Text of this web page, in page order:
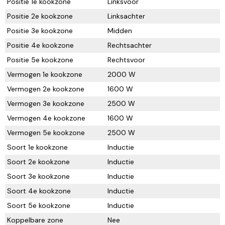
Positie 2e kookzone
Linksachter
Positie 3e kookzone
Midden
Positie 4e kookzone
Rechtsachter
Positie 5e kookzone
Rechtsvoor
Vermogen 1e kookzone
2000 W
Vermogen 2e kookzone
1600 W
Vermogen 3e kookzone
2500 W
Vermogen 4e kookzone
1600 W
Vermogen 5e kookzone
2500 W
Soort 1e kookzone
Inductie
Soort 2e kookzone
Inductie
Soort 3e kookzone
Inductie
Soort 4e kookzone
Inductie
Soort 5e kookzone
Inductie
Koppelbare zone
Nee